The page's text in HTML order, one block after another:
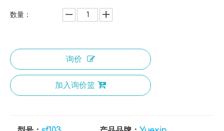
数量：
询价
加入询价篮